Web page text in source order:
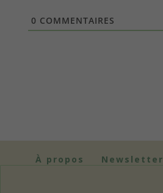
0 COMMENTAIRES
À propos Newsletter